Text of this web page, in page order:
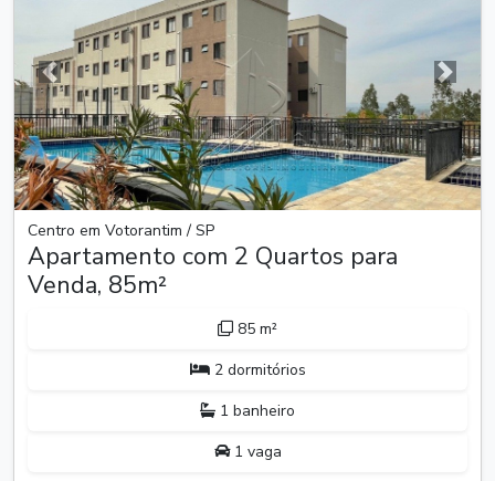
Anterior
Centro em Votorantim / SP
Apartamento com 2 Quartos para
Venda, 85m²
85 m²
2 dormitórios
1 banheiro
1 vaga